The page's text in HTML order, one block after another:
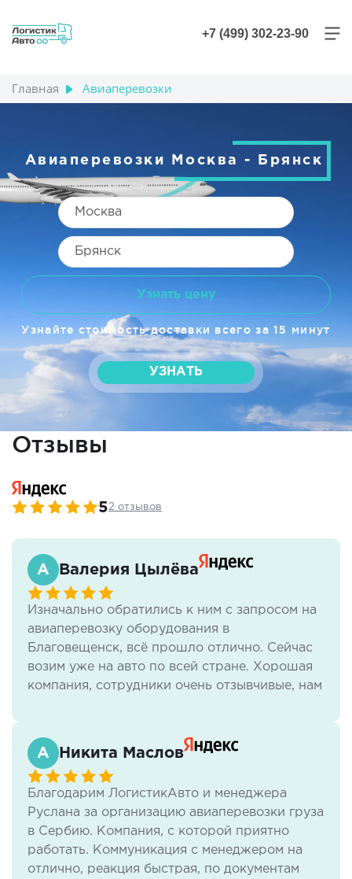
+7 (499) 302-23-90
Главная Авиаперевозки
Авиаперевозки Москва - Брянск
Узнать цену
Узнайте стоимость доставки всего за 15 минут
УЗНАТЬ
Отзывы
52 отзывов
Валерия Цылёва
Изначально обратились к ним с запросом на
авиаперевозку оборудования в
Благовещенск, всё прошло отлично. Сейчас
возим уже на авто по всей стране. Хорошая
компания, сотрудники очень отзывчивые, нам
Никита Маслов
Благодарим ЛогистикАвто и менеджера
Руслана за организацию авиаперевозки груза
в Сербию. Компания, с которой приятно
работать. Коммуникация с менеджером на
отлично, реакция быстрая, по документам